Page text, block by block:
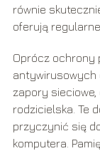
równie
oferują
Oprócz ochrony
antywirusowych
zapory
rodzicielska. Te
przyczynić się
komputera.